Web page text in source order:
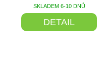
SKLADEM 6-10 DNŮ
DETAIL